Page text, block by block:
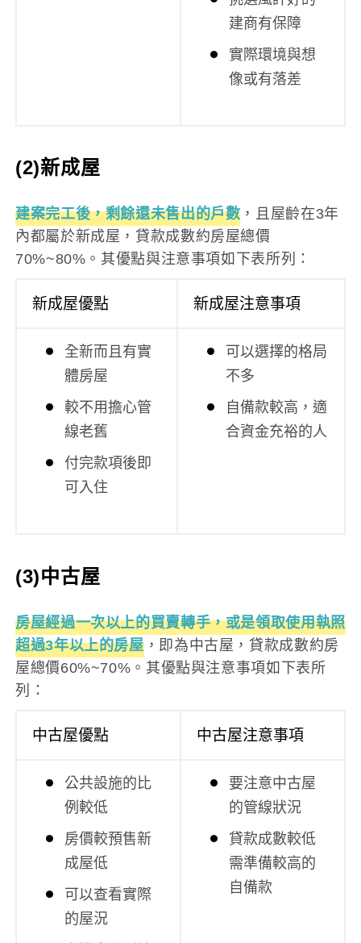
建商有保障
實際環境與想
像或有落差
(2)新成屋
建案完工後，剩餘還未售出的戶數 ，且屋齡在3年
內都屬於新成屋，貸款成數約房屋總價
70%~80%。其優點與注意事項如下表所列：
新成屋優點 新成屋注意事項
全新而且有實
體房屋
較不用擔心管
線老舊
付完款項後即
可入住
可以選擇的格局
不多
自備款較高，適
合資金充裕的人
(3)中古屋
房屋經過一次以上的買賣轉手，或是領取使用執照
超過3年以上的房屋，即為中古屋，貸款成數約房
屋總價60%~70%。其優點與注意事項如下表所
列：
中古屋優點 中古屋注意事項
公共設施的比
例較低
房價較預售新
成屋低
可以查看實際
的屋況
要注意中古屋
的管線狀況
貸款成數較低
需準備較高的
自備款